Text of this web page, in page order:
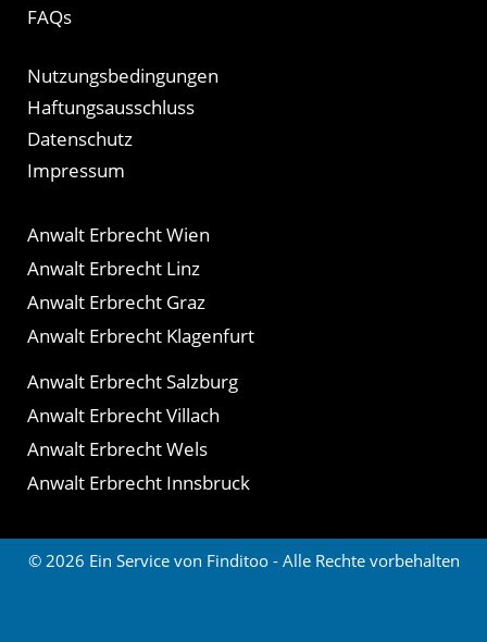
FAQs
Nutzungsbedingungen
Haftungsausschluss
Datenschutz
Impressum
Anwalt Erbrecht Wien
Anwalt Erbrecht Linz
Anwalt Erbrecht Graz
Anwalt Erbrecht Klagenfurt
Anwalt Erbrecht Salzburg
Anwalt Erbrecht Villach
Anwalt Erbrecht Wels
Anwalt Erbrecht Innsbruck
© 2026 Ein Service von Finditoo - Alle Rechte vorbehalten